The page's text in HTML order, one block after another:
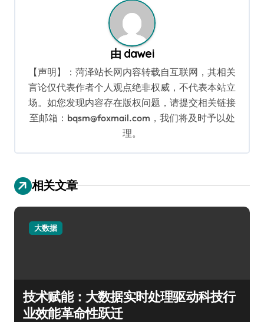
由 dawei
【声明】：菏泽站长网内容转载自互联网，其相关
言论仅代表作者个人观点绝非权威，不代表本站立
场。如您发现内容存在版权问题，请提交相关链接
至邮箱：bqsm@foxmail.com，我们将及时予以处
理。
相关文章
大数据
技术赋能：大数据实时处理驱动科技行
业效能革命性跃迁